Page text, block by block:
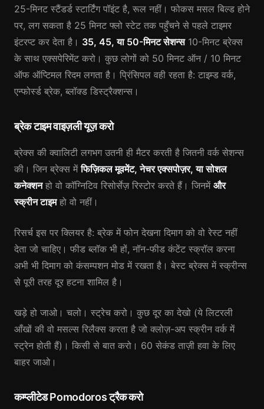
25-मिनट स्टैंडर्ड स्टार्टिंग पॉइंट है, रूल नहीं। फोकस मसल बिल्ड होने
पर, लग सकता है 25 मिनट फ्लो स्टेट तक पहुँचने से पहले टाइमर
इंटरप्ट कर देता है। 35, 45, या 50-मिनट सेशन्स10-मिनट ब्रेक्स
के साथ एक्सपेरिमेंट करो। कुछ लोगों को 50 मिनट ऑन / 10 मिनट
ऑफ ऑप्टिमल रिदम लगता है। प्रिंसिपल वही रहता है: टाइम्ड वर्क,
एन्फोर्स्ड ब्रेक, ब्लॉक्ड डिस्ट्रैक्शन्स।
ब्रेक टाइम वाइज़ली यूज़ करो
ब्रेक्स की क्वालिटी लगभग उतनी ही मैटर करती है जितनी वर्क सेशन्स
की। जिन ब्रेक्स मेंफिज़िकल मूवमेंट, नेचर एक्सपोज़र, या सोशल
कनेक्शनहो वो कॉग्निटिव रिसोर्सेज़ रिस्टोर करते हैं। जिनमें और
स्क्रीन टाइमहो वो नहीं।
रिसर्च इस पर क्लियर है: ब्रेक में फोन देखना दिमाग को वो रेस्ट नहीं
देता जो चाहिए। फीड ब्लॉक भी हों, नॉन-फीड कंटेंट स्क्रॉल करना
अभी भी दिमाग को कंसम्पशन मोड में रखता है। बेस्ट ब्रेक्स में स्क्रीन्स
से पूरी तरह दूर हटना शामिल है।
खड़े हो जाओ। चलो। स्ट्रेच करो। कुछ दूर का देखो (ये लिटरली
आँखों की वो मसल्स रिलैक्स करता है जो क्लोज़-अप स्क्रीन वर्क में
स्ट्रेन होती हैं)। किसी से बात करो। 60 सेकंड ताज़ी हवा के लिए
बाहर जाओ।
कम्प्लीटेड Pomodoros ट्रैक करो